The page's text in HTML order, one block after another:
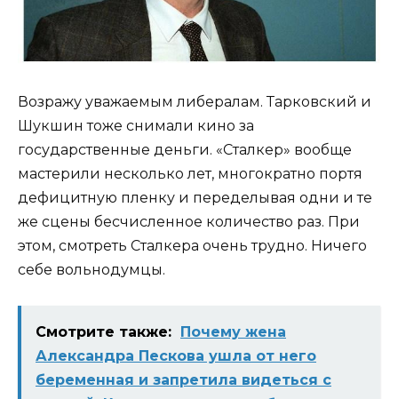
Возражу уважаемым либералам. Тарковский и
Шукшин тоже снимали кино за
государственные деньги. «Сталкер» вообще
мастерили несколько лет, многократно портя
дефицитную пленку и переделывая одни и те
же сцены бесчисленное количество раз. При
этом, смотреть Сталкера очень трудно. Ничего
себе вольнодумцы.
Смотрите также: Почему жена
Александра Пескова ушла от него
беременная и запретила видеться с